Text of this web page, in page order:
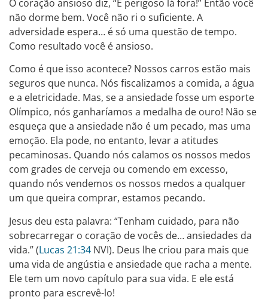
O coração ansioso diz, “É perigoso lá fora!” Então você
não dorme bem. Você não ri o suficiente. A
adversidade espera… é só uma questão de tempo.
Como resultado você é ansioso.
Como é que isso acontece? Nossos carros estão mais
seguros que nunca. Nós fiscalizamos a comida, a água
e a eletricidade. Mas, se a ansiedade fosse um esporte
Olímpico, nós ganharíamos a medalha de ouro! Não se
esqueça que a ansiedade não é um pecado, mas uma
emoção. Ela pode, no entanto, levar a atitudes
pecaminosas. Quando nós calamos os nossos medos
com grades de cerveja ou comendo em excesso,
quando nós vendemos os nossos medos a qualquer
um que queira comprar, estamos pecando.
Jesus deu esta palavra: “Tenham cuidado, para não
sobrecarregar o coração de vocês de… ansiedades da
vida.” (Lucas 21:34 NVI). Deus lhe criou para mais que
uma vida de angústia e ansiedade que racha a mente.
Ele tem um novo capítulo para sua vida. E ele está
pronto para escrevê-lo!